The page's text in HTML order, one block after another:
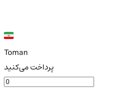
Toman
پرداخت می‌کنید